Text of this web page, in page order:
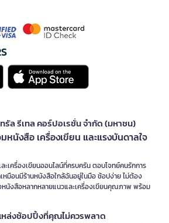
รัล รีเทล คอร์ปอเรชั่น จำกัด (มหาชน)
หนังสือ เครื่องเขียน และแรงบันดาลใจ
ะเครื่องเขียนออนไลน์ที่ครบครัน ตอบโจทย์คนรักการ
หมือนมีร้านหนังสือใกล้ฉันอยู่ในมือ ช้อปง่าย ไม่ต้อง
หนังสือหลากหลายแนวและเครื่องเขียนคุณภาพ พร้อม
หล่งช้อปปิ้งที่คุณไม่ควรพลาด